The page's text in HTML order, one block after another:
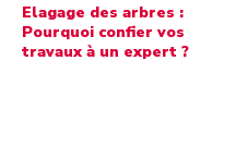
Elagage des arbres :
Pourquoi confier vos
travaux à un expert ?